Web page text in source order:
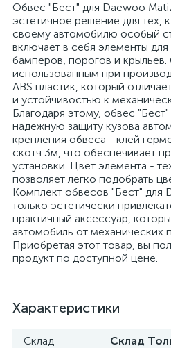
Обвес "Бест" для Daewoo
эстетичное решение для тех,
своему автомобилю особый
включает в себя элементы
бамперов, порогов и
использованным при
ABS пластик, который
и устойчивостью к
Благодаря этому, обвес
надежную защиту кузова
крепления обвеса - клей
скотч 3м, что обеспечивает
установки. Цвет элемента -
позволяет легко подобрать
Комплект обвесов "Бест" для
только эстетически
практичный аксессуар,
автомобиль от механических
Приобретая этот товар, вы
продукт по доступной цене.
Характеристики
Склад
Склад